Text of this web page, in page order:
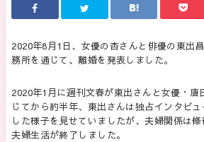
2020年8月1日、女優の杏さんと俳優の東出
務所を通じて、離婚を発表しました。
2020年1月に週刊文春が東出さんと女優・
じてから約半年、東出さんは独占インタビ
した様子を見せていましたが、夫婦関係は
夫婦生活が終了しました。